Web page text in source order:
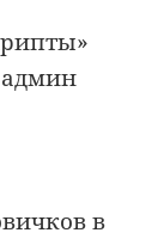
админ
в